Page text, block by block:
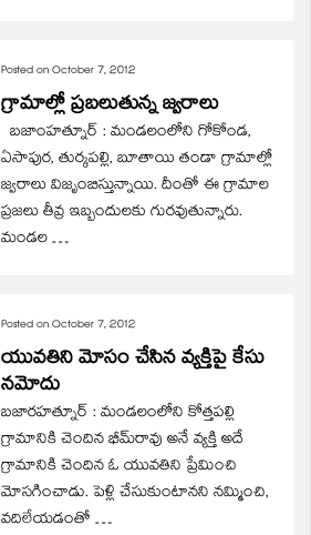
Posted onOctober 7, 2012
గ్రామాల్లో ప్రబలుతున్న జ్వరాలు
బజాంహత్నూర్‌ : మండలంలోని గోకోండ,
ఏసాపుర, తుర్కపల్లి, బూతాయి తండా గ్రామాల్లో
జ్వరాలు విజృంబిస్తున్నాయి. దీంతో ఈ గ్రామాల
ప్రజలు తీవ్ర ఇబ్బందులకు గురవుతున్నారు.
మండల …
Posted onOctober 7, 2012
యువతిని మోసం చేసిన వ్యక్తిపై కేసు
నమోదు
బజారహత్నూర్‌ : మండలంలోని కోత్తపల్లి
గ్రామానికి చెందిన భీమ్‌రావు అనే వ్యక్తి అదే
గ్రామానికి చెందిన ఓ యువతిని ప్రేమించి
మోసగించాడు. పెళ్లి చేసుకుంటానని నమ్మించి,
వదిలేయడంతో …